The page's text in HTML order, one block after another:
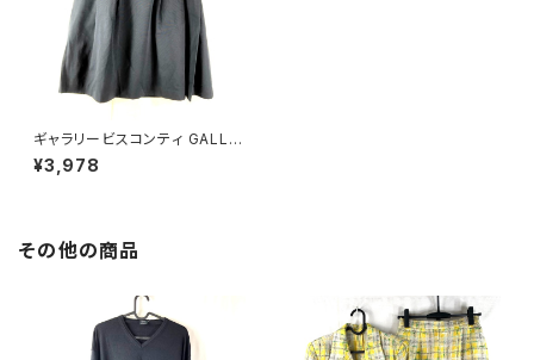
ギャラリービスコンティ GALLE
RY VISCONTI スカート フレア
プリーツ 黒 濃紺 2サイズ 9160
¥3,978
その他の商品